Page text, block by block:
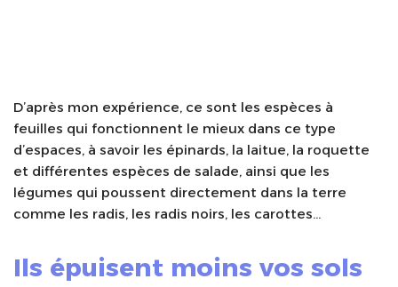
D’après mon expérience, ce sont les espèces à
feuilles qui fonctionnent le mieux dans ce type
d’espaces, à savoir les épinards, la laitue, la roquette
et différentes espèces de salade, ainsi que les
légumes qui poussent directement dans la terre
comme les radis, les radis noirs, les carottes…
Ils épuisent moins vos sols